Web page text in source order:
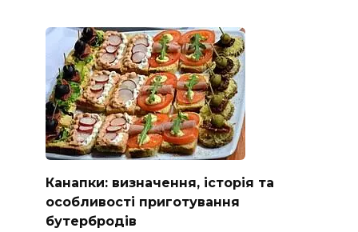
Канапки: визначення, історія та
особливості приготування
бутербродів